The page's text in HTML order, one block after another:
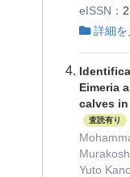
eISSN：
詳細を
Eimeria
calves in
査読有り
Yuto